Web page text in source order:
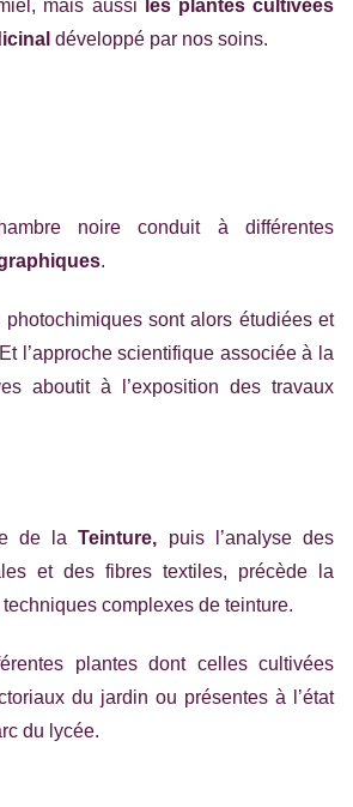
mais aussi
les plantes cultivées
développé par nos soins.
noire conduit à différentes
.
photochimiques sont alors étudiées et
l’approche scientifique associée à la
aboutit à l’exposition des travaux
de laTeinture, puis l’analyse des
et des fibres textiles, précède la
complexes de teinture.
plantes dont celles cultivées
du jardin ou présentes à l’état
du lycée.